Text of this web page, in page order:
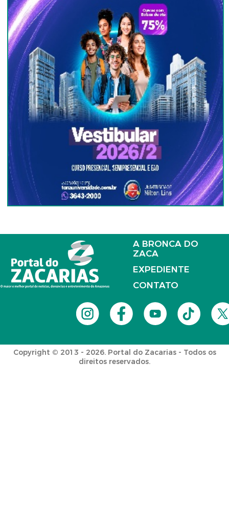
A BRONCA DO
ZACA
EXPEDIENTE
CONTATO
Copyright © 2013 - 2026. Portal do Zacarias - Todos os
direitos reservados.